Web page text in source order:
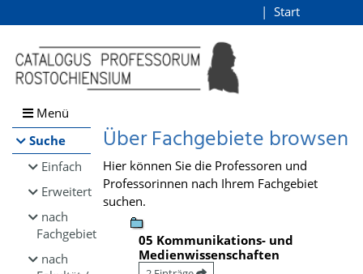
Browsen
direkt zum Inhalt
Start
Menü
Suche
Einfach
Erweitert
nach
Fachgebiet
nach
Über Fachgebiete browsen
Hier können Sie die Professoren und
Professorinnen nach Ihrem Fachgebiet
suchen.
05 Kommunikations- und
Medienwissenschaften